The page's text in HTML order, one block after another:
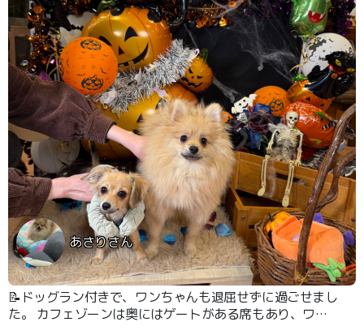
あさりさん
📝ドッグラン付きで、ワンちゃんも退屈せずに過ごせまし
た。 カフェゾーンは奥にはゲートがある席もあり、ワン